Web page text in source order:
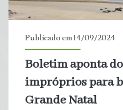
peixe
oceanos
Publicado em 14/09/2024
Boletim aponta
impróprios para
Grande Natal